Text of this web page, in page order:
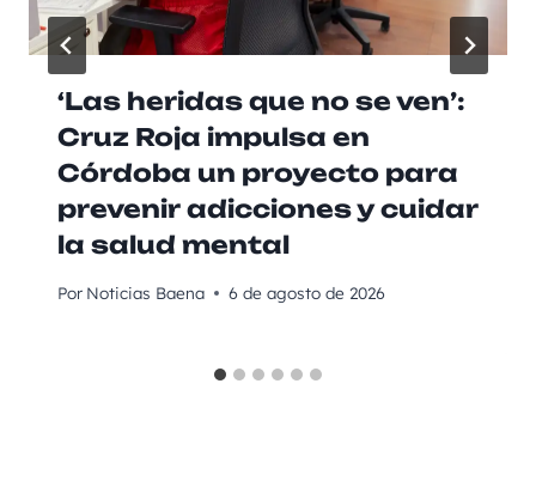
‘Las heridas que no se ven’:
Cruz Roja impulsa en
Córdoba un proyecto para
prevenir adicciones y cuidar
la salud mental
Por Noticias Baena 6 de agosto de 2026